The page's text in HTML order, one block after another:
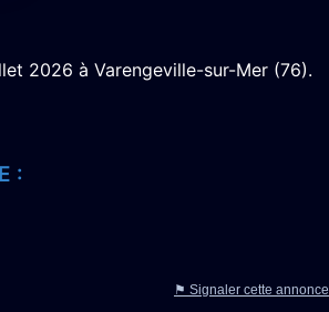
2026 à Varengeville-sur-Mer (76).
:
⚑ Signaler cette annonce